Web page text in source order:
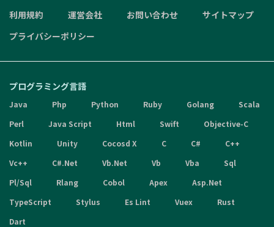
利用規約 運営会社 お問い合わせ
サイトマップ
プライバシーポリシー
プログラミング言語
Java Php Python Ruby Golang
Scala
Perl
Java Script Html Swift
Objective-C
Kotlin
Unity Cocosd X C C#
C++
Vc++
C#.Net Vb.Net Vb Vba
Sql
Pl/Sql
Rlang Cobol Apex
Asp.Net
TypeScript
Stylus Es Lint Vuex
Rust
Dart